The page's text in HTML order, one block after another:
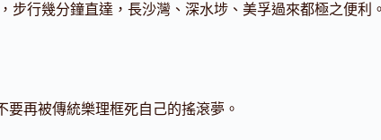
步行幾分鐘直達，長沙灣、深水埗、美孚過來都極之便
再被傳統樂理框死自己的搖滾夢。